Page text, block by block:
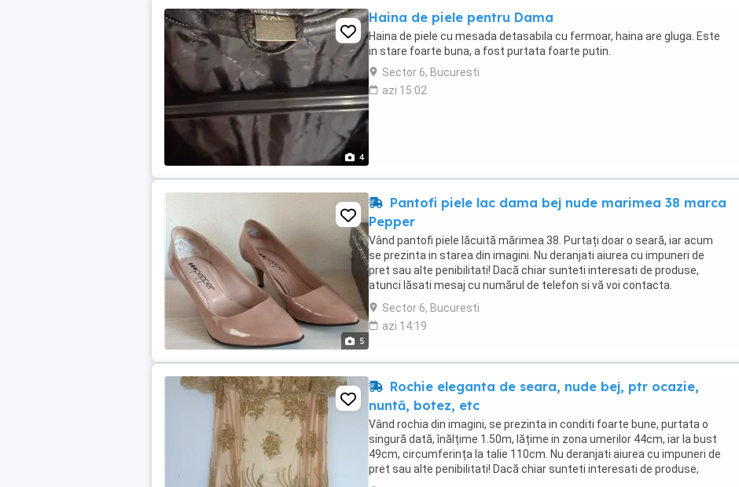
4
Haina de piele pentru Dama
Haina de piele cu mesada detasabila cu fermoar, haina are gluga. Este
in stare foarte buna, a fost purtata foarte putin.
Sector 6, Bucuresti
azi 15:02
5
Pantofi piele lac dama bej nude marimea 38 marca
Pepper
Vând pantofi piele lăcuită mărimea 38. Purtați doar o seară, iar acum
se prezinta in starea din imagini. Nu deranjati aiurea cu impuneri de
pret sau alte penibilitati! Dacă chiar sunteti interesati de produse,
atunci lăsati mesaj cu numărul de telefon si vă voi contacta.
Multumesc!
Sector 6, Bucuresti
azi 14:19
Rochie eleganta de seara, nude bej, ptr ocazie,
nuntă, botez, etc
Vând rochia din imagini, se prezinta in conditi foarte bune, purtata o
singură dată, înălțime 1.50m, lățime in zona umerilor 44cm, iar la bust
49cm, circumferința la talie 110cm. Nu deranjati aiurea cu impuneri de
pret sau alte penibilitati! Dacă chiar sunteti interesati de produse,
atunci lăsati mesaj ...